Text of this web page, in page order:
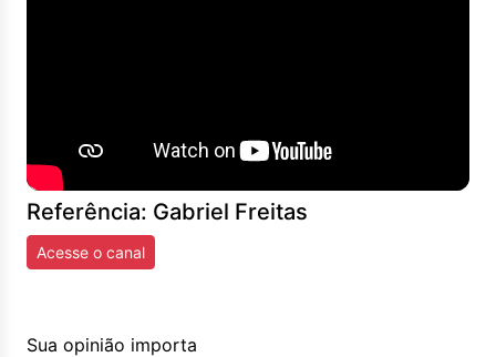
Referência: Gabriel Freitas
Acesse o canal
Sua opinião importa